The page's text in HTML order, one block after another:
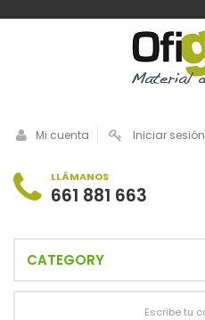
Mi cuenta Iniciar sesión
LLÁMANOS
661 881 663
CATEGORY